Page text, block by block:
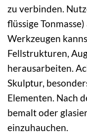
zu verbinden.
flüssige
Werkzeugen
Fellstrukturen,
herausarbeiten.
Skulptur,
Elementen. Nach
bemalt oder
einzuhauchen.